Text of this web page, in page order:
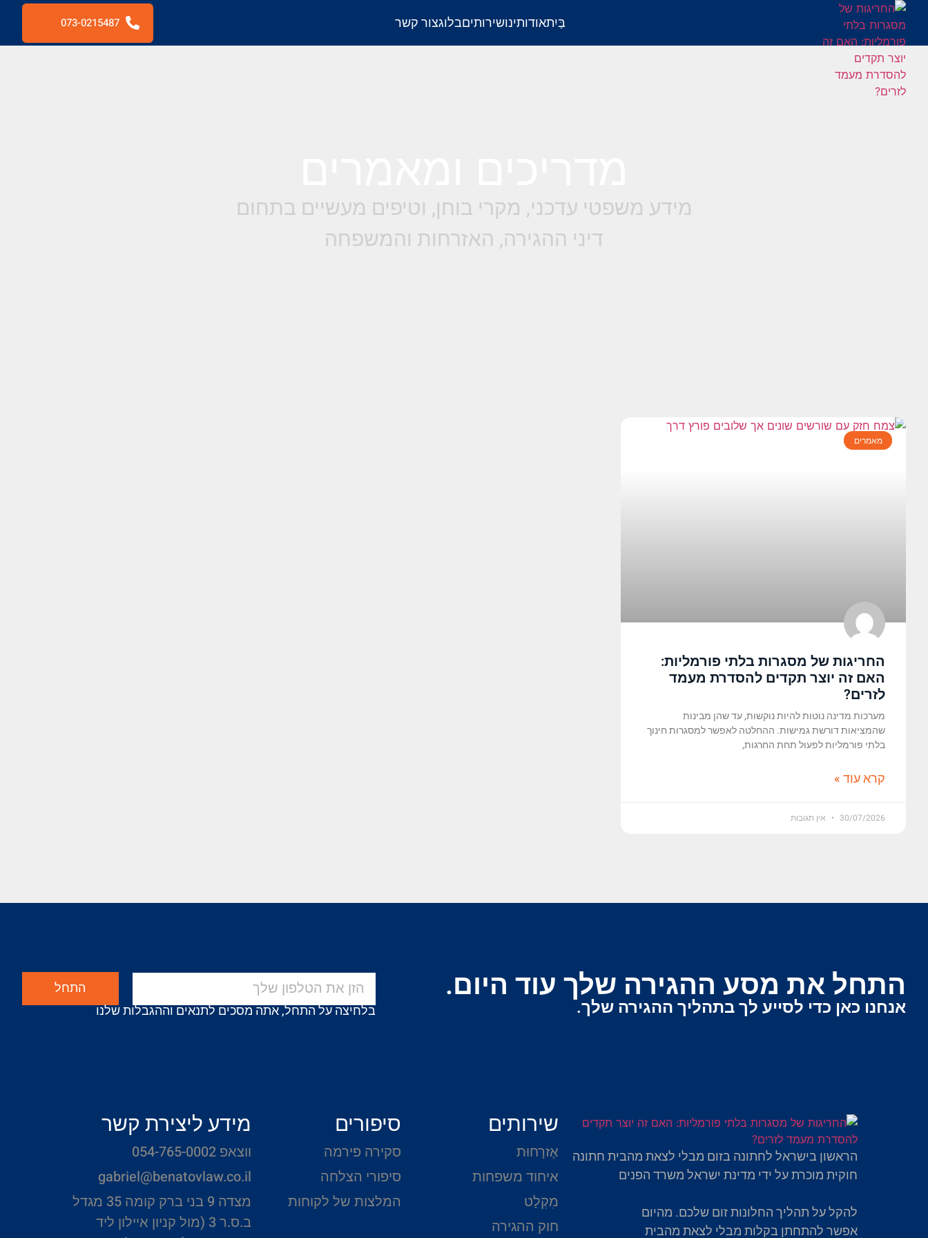
073-0215487 בַּיִתאודותינושירותיםבלוגצור קשר
מידע משפטי עדכני, מקרי בוחן, וטיפים מעשיים בתחום
דיני ההגירה, האזרחות והמשפחה
מאמרים
החריגות של מסגרות בלתי פורמליות:
האם זה יוצר תקדים להסדרת מעמד
לזרים?
מערכות מדינה נוטות להיות נוקשות, עד שהן מבינות
שהמציאות דורשת גמישות. ההחלטה לאפשר למסגרות חינוך
בלתי פורמליות לפעול תחת החרגות,
קרא עוד »
30/07/2026 אין תגובות
התחל את מסע ההגירה שלך עוד היום.
אנחנו כאן כדי לסייע לך בתהליך ההגירה שלך.
התחל
בלחיצה על התחל, אתה מסכים לתנאים וההגבלות שלנו
הראשון בישראל לחתונה בזום מבלי לצאת מהבית חתונה
חוקית מוכרת על ידי מדינת ישראל משרד הפנים
להקל על תהליך החלונות זום שלכם. מהיום
אפשר להתחתן בקלות מבלי לצאת מהבית
שירותים
אֶזרָחוּת
איחוד משפחות
מִקְלָט
חוק ההגירה
סיפורים
סקירה פירמה
סיפורי הצלחה
המלצות של לקוחות
מידע ליצירת קשר
ווצאפ 054-765-0002
gabriel@benatovlaw.co.il
מצדה 9 בני ברק קומה 35 מגדל
ב.ס.ר 3 (מול קניון איילון ליד